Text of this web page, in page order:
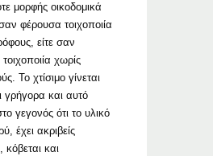
μορφής οικοδομικά
φέρουσα τοιχοποιία
είτε σαν
χωρίς
Το χτίσιμο γίνεται
γρήγορα και αυτό
γεγονός ότι το υλικό
έχει ακριβείς
κόβεται και